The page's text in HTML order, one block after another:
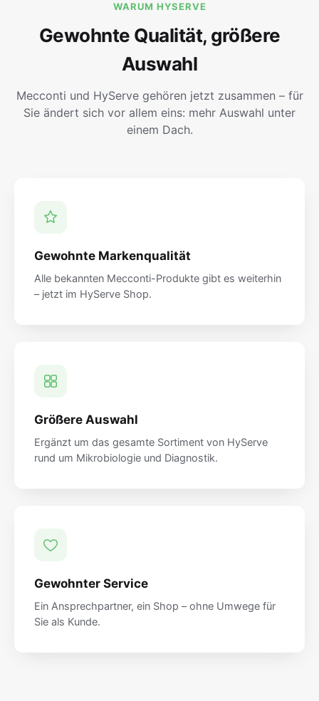
WARUM HYSERVE
Gewohnte Qualität, größere
Auswahl
Mecconti und HyServe gehören jetzt zusammen – für
Sie ändert sich vor allem eins: mehr Auswahl unter
einem Dach.
Gewohnte Markenqualität
Alle bekannten Mecconti-Produkte gibt es weiterhin
– jetzt im HyServe Shop.
Größere Auswahl
Ergänzt um das gesamte Sortiment von HyServe
rund um Mikrobiologie und Diagnostik.
Gewohnter Service
Ein Ansprechpartner, ein Shop – ohne Umwege für
Sie als Kunde.